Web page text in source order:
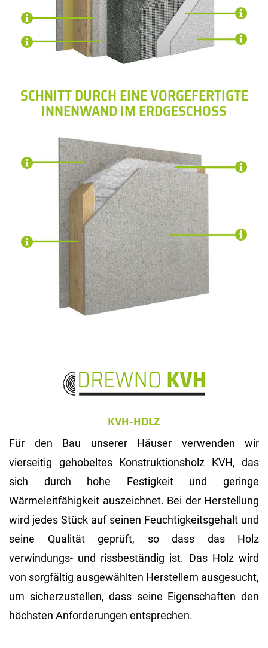
SCHNITT DURCH EINE VORGEFERTIGTE
INNENWAND IM ERDGESCHOSS
KVH-HOLZ
Für den Bau unserer Häuser verwenden wir
vierseitig gehobeltes Konstruktionsholz KVH, das
sich durch hohe Festigkeit und geringe
Wärmeleitfähigkeit auszeichnet. Bei der Herstellung
wird jedes Stück auf seinen Feuchtigkeitsgehalt und
seine Qualität geprüft, so dass das Holz
verwindungs- und rissbeständig ist. Das Holz wird
von sorgfältig ausgewählten Herstellern ausgesucht,
um sicherzustellen, dass seine Eigenschaften den
höchsten Anforderungen entsprechen.